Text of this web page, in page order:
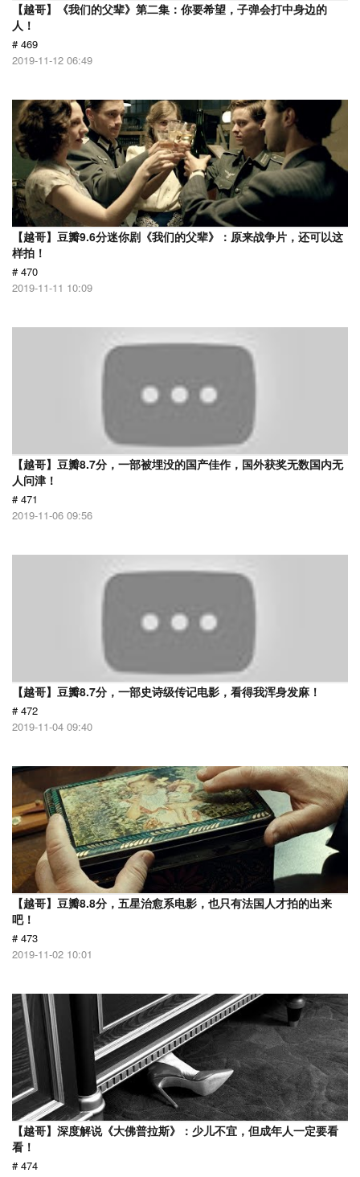
【越哥】《我们的父辈》第二集：你要希望，子弹会打中身边的
人！
# 469
2019-11-12 06:49
【越哥】豆瓣9.6分迷你剧《我们的父辈》：原来战争片，还可以这
样拍！
# 470
2019-11-11 10:09
【越哥】豆瓣8.7分，一部被埋没的国产佳作，国外获奖无数国内无
人问津！
# 471
2019-11-06 09:56
【越哥】豆瓣8.7分，一部史诗级传记电影，看得我浑身发麻！
# 472
2019-11-04 09:40
【越哥】豆瓣8.8分，五星治愈系电影，也只有法国人才拍的出来
吧！
# 473
2019-11-02 10:01
【越哥】深度解说《大佛普拉斯》：少儿不宜，但成年人一定要看
看！
# 474